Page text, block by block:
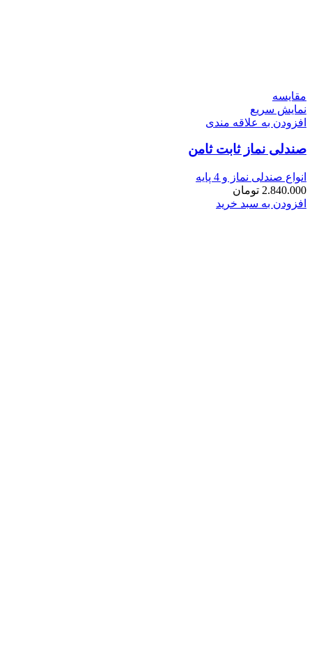
مقايسه
نمایش سریع
افزودن به علاقه مندی
صندلی نماز ثابت ثامن
انواع صندلی نماز و 4 پایه
2.840.000 تومان
افزودن به سبد خرید